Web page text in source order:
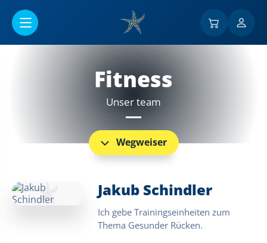
Fitness
Unser team
Wegweiser
Jakub Schindler
Ich gebe Trainingseinheiten zum
Thema Gesunder Rücken.